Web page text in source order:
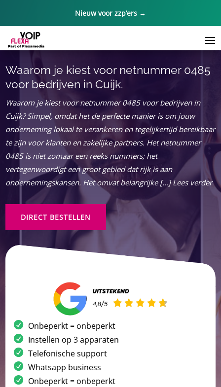
Nieuw voor zzp’ers →
Waarom je kiest voor netnummer 0485
voor bedrijven in Cuijk.​
Waarom je kiest voor netnummer 0485 voor bedrijven in
Cuijk? Simpel, omdat het de perfecte manier is om jouw
onderneming lokaal te verankeren en tegelijkertijd bereikbaar
te zijn voor klanten en zakelijke partners. Het netnummer
0485 is niet zomaar een reeks nummers; het
vertegenwoordigt een groot gebied dat rijk is aan
ondernemingskansen. Het omvat belangrijke […] Lees verder
DIRECT BESTELLEN
Onbeperkt = onbeperkt
Instellen op 3 apparaten
Telefonische support
Whatsapp business
Onbeperkt = onbeperkt